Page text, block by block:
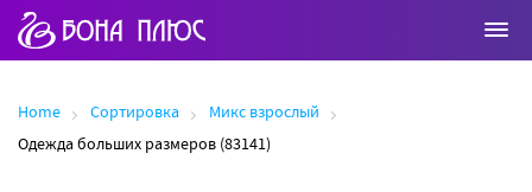
Home Сортировка
Микс взрослый
Одежда больших размеров (83141)